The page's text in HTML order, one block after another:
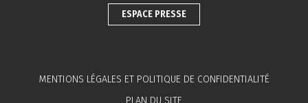
ESPACE PRESSE
MENTIONS LÉGALES ET POLITIQUE DE CONFIDENTIALITÉ
PLAN DU SITE